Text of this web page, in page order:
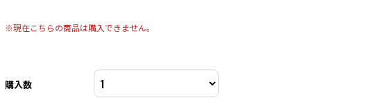
※現在こちらの商品は購入できません。
購入数